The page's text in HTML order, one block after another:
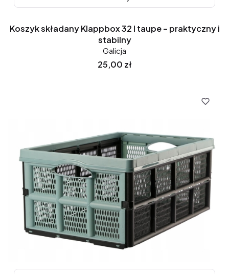
Koszyk składany Klappbox 32 l taupe – praktyczny i
stabilny
Galicja
Cena
25,00 zł